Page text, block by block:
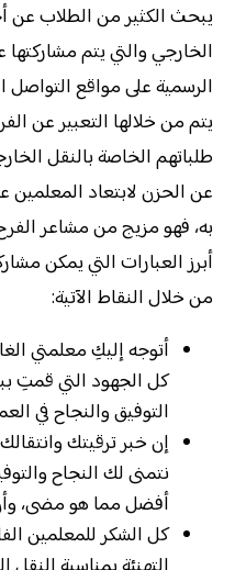
يبحث الكثير من الطلاب عن
الخارجي والتي يتم
الرسمية على مواقع التواصل
يتم من خلالها التعبير عن
طلباتهم الخاصة بالنقل
عن الحزن لابتعاد
به، فهو مزيج من مشاعر
أبرز العبارات التي يمكن
من خلال النقاط الآتية:
أتوجه إليكِ معلمتي
كل الجهود التي قمتِ
التوفيق والنجاح في
إن خبر ترقيتك
نتمنى لك النجاح
أفضل مما هو مضى،
كل الشكر للمعلمين